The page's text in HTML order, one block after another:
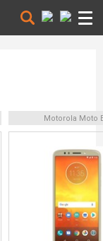
Motorola Moto